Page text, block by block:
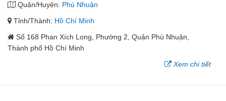
Quận/Huyện: Phú Nhuận
Tỉnh/Thành: Hồ Chí Minh
Số 168 Phan Xích Long, Phường 2, Quận Phú Nhuận,
Thành phố Hồ Chí Minh
Xem chi tiết